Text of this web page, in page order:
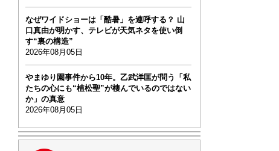
なぜワイドショーは「酷暑」を連呼する？ 山
口真由が明かす、テレビが天気ネタを使い倒
す“裏の構造”
2026年08月05日
やまゆり園事件から10年。乙武洋匡が問う「私
たちの心にも“植松聖”が棲んでいるのではない
か」の真意
2026年08月05日